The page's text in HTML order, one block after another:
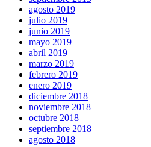
agosto 2019
julio 2019
junio 2019
mayo 2019
abril 2019
marzo 2019
febrero 2019
enero 2019
diciembre 2018
noviembre 2018
octubre 2018
septiembre 2018
agosto 2018